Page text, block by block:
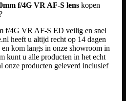
f/4G VR AF-S lens kopen
f/4G VR AF-S ED veilig en snel
heeft u altijd recht op 14 dagen
kom langs in onze showroom in
kunt u alle producten in het echt
onze producten geleverd inclusief